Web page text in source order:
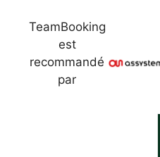
TeamBooking
est
recommandé
par